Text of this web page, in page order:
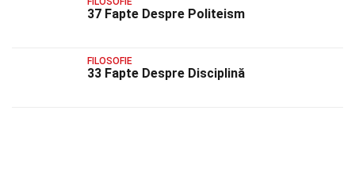
37 Fapte Despre Politeism
FILOSOFIE
33 Fapte Despre Disciplină